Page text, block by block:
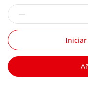
Iniciar